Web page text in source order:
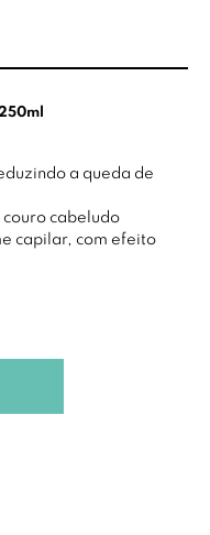
a queda de
couro cabeludo
capilar, com efeito